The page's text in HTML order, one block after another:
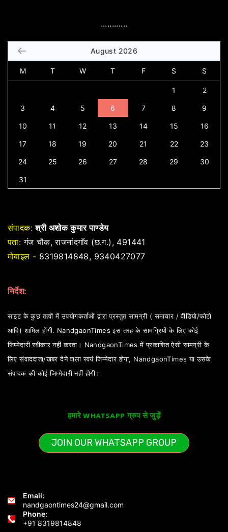
............
August 2026
M T W T F S S
1 2
3 4 5 6 7 8 9
10 11 12 13 14 15 16
17 18 19 20 21 22 23
24 25 26 27 28 29 30
31
संपादक: श्री अशोक कुमार पाण्डेय
पता: गंज चौक, राजनांदगाँव (छ.ग.), 491441
मोबाइल - 8319814848, 9340427077
निर्देश:
साइट के कुछ तत्वों में उपयोगकर्ताओं द्वारा प्रस्तुत सामग्री ( समाचार / वीडियो/फोटो
आदि) शामिल होंगी. NandgaonTimes इस तरह के सामग्रियों के लिए कोई
जिम्मेदारी स्वीकार नहीं करता। NandgaonTimes में प्रकाशित ऐसी सामग्री के
लिए संवाददाता/खबर देने वाला स्वयं जिम्मेदार होगा, NandgaonTimes या उसके
संपादक की कोई जिम्मेदारी नहीं होगी।
हमारे WHATSAPP ग्रुप से जुड़ें
JOIN OUR WHATSAPP GROUP
Email:
nandgaontimes24@gmail.com
Phone:
+91 8319814848